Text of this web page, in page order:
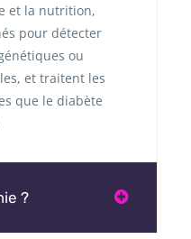
et la nutrition,
pour détecter
ou
et traitent les
que le diabète
?